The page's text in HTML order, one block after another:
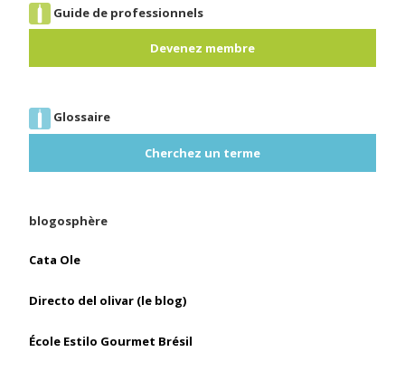
Guide de professionnels
Devenez membre
Glossaire
Cherchez un terme
blogosphère
Cata Ole
Directo del olivar (le blog)
École Estilo Gourmet Brésil